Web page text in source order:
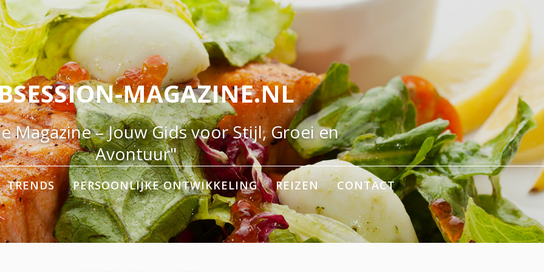
MAGAZINE.NL
Magazine – Jouw Gids voor Stijl, Groei en
Avontuur"
TRENDS PERSOONLIJKE ONTWIKKELING REIZEN CONTACT